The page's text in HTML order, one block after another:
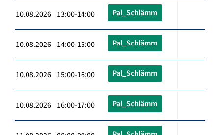
10.08.2026 13:00-14:00 Pal_Schlämm
10.08.2026 14:00-15:00 Pal_Schlämm
10.08.2026 15:00-16:00 Pal_Schlämm
10.08.2026 16:00-17:00 Pal_Schlämm